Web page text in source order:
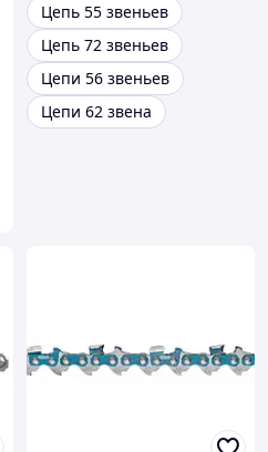
Цепь 55 звеньев
Цепь 72 звеньев
Цепи 56 звеньев
Цепи 62 звена